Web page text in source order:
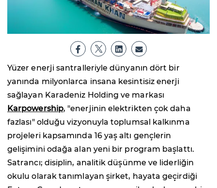
Yüzer enerji santralleriyle dünyanın dört bir
yanında milyonlarca insana kesintisiz enerji
sağlayan Karadeniz Holding ve markası
Karpowership, "enerjinin elektrikten çok daha
fazlası" olduğu vizyonuyla toplumsal kalkınma
projeleri kapsamında 16 yaş altı gençlerin
gelişimini odağa alan yeni bir program başlattı.
Satrancı; disiplin, analitik düşünme ve liderliğin
okulu olarak tanımlayan şirket, hayata geçirdiği